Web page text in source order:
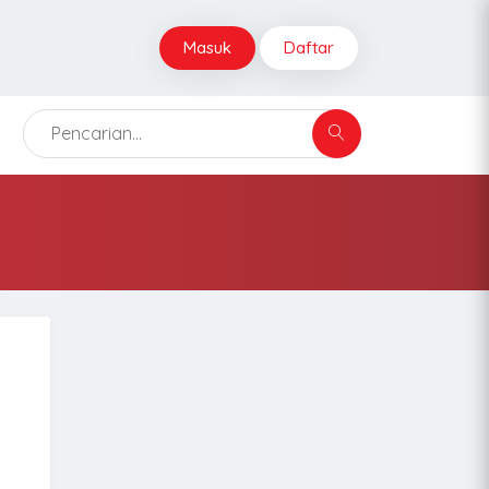
Masuk Daftar